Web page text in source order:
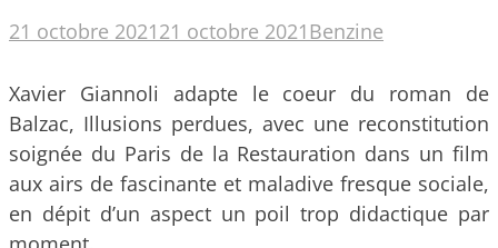
21 octobre 202121 octobre 2021 Benzine
Xavier Giannoli adapte le coeur du roman de
Balzac, Illusions perdues, avec une reconstitution
soignée du Paris de la Restauration dans un film
aux airs de fascinante et maladive fresque sociale,
en dépit d’un aspect un poil trop didactique par